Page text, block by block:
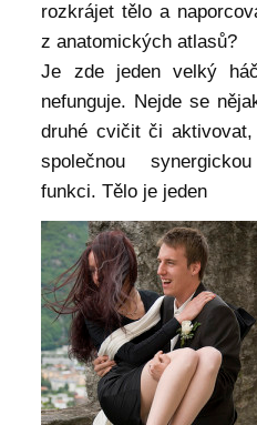
rozkrájet tělo a
z anatomických atlasů?
Je zde jeden velký
nefunguje. Nejde se
druhé cvičit či
společnou
funkci. Tělo je jeden